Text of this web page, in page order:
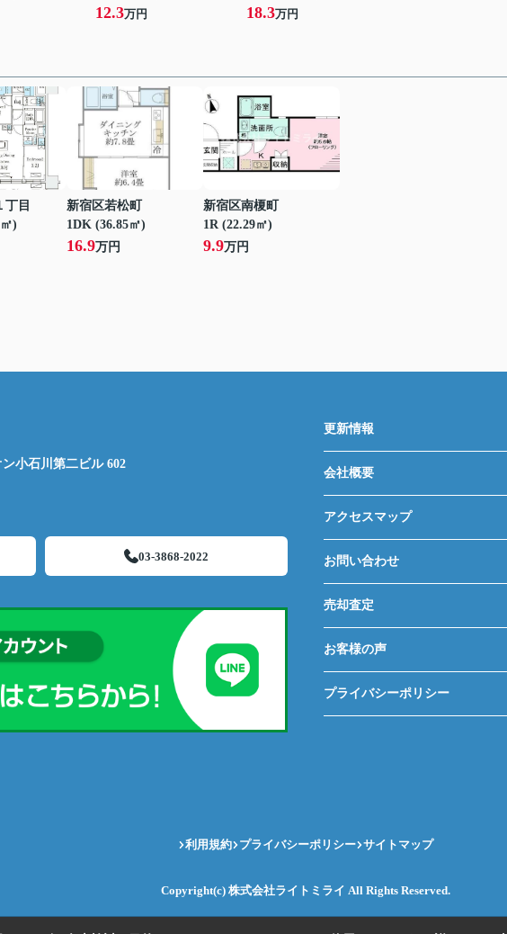
12.3万円 18.3万円
丁目
)
新宿区若松町
1DK (36.85㎡)
16.9万円
新宿区南榎町
1R (22.29㎡)
9.9万円
小石川第二ビル 602
03-3868-2022
更新情報
会社概要
アクセスマップ
お問い合わせ
売却査定
お客様の声
プライバシーポリシー
利用規約 プライバシーポリシー サイトマップ
Copyright(c) 株式会社ライトミライ All Rights Reserved.